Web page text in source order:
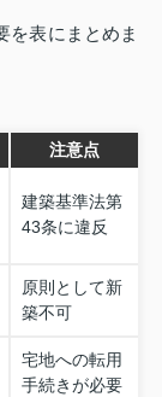
を表にまとめま
注意点
建築基準法第
43条に違反
原則として新
築不可
宅地への転用
手続きが必要